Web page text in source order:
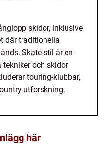
skidor, inklusive
där traditionella
Skate-stil är en
tekniker och skidor
touring-klubbar,
utforskning.
här